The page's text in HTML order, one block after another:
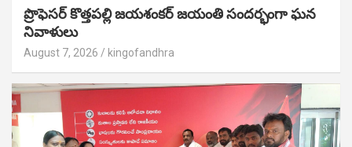
ప్రొఫెసర్ కొత్తపల్లి జయశంకర్ జయంతి సందర్భంగా ఘన
నివాళులు
August 7, 2026 kingofandhra